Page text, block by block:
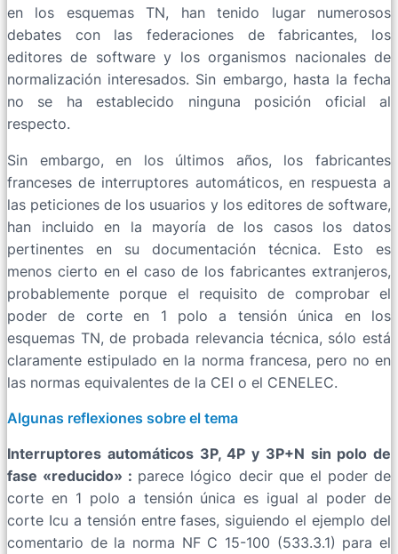
en los esquemas TN, han tenido lugar numerosos
debates con las federaciones de fabricantes, los
editores de software y los organismos nacionales de
normalización interesados. Sin embargo, hasta la fecha
no se ha establecido ninguna posición oficial al
respecto.
Sin embargo, en los últimos años, los fabricantes
franceses de interruptores automáticos, en respuesta a
las peticiones de los usuarios y los editores de software,
han incluido en la mayoría de los casos los datos
pertinentes en su documentación técnica. Esto es
menos cierto en el caso de los fabricantes extranjeros,
probablemente porque el requisito de comprobar el
poder de corte en 1 polo a tensión única en los
esquemas TN, de probada relevancia técnica, sólo está
claramente estipulado en la norma francesa, pero no en
las normas equivalentes de la CEI o el CENELEC.
Algunas reflexiones sobre el tema
Interruptores automáticos 3P, 4P y 3P+N sin polo de
fase «reducido» : parece lógico decir que el poder de
corte en 1 polo a tensión única es igual al poder de
corte Icu a tensión entre fases, siguiendo el ejemplo del
comentario de la norma NF C 15-100 (533.3.1) para el